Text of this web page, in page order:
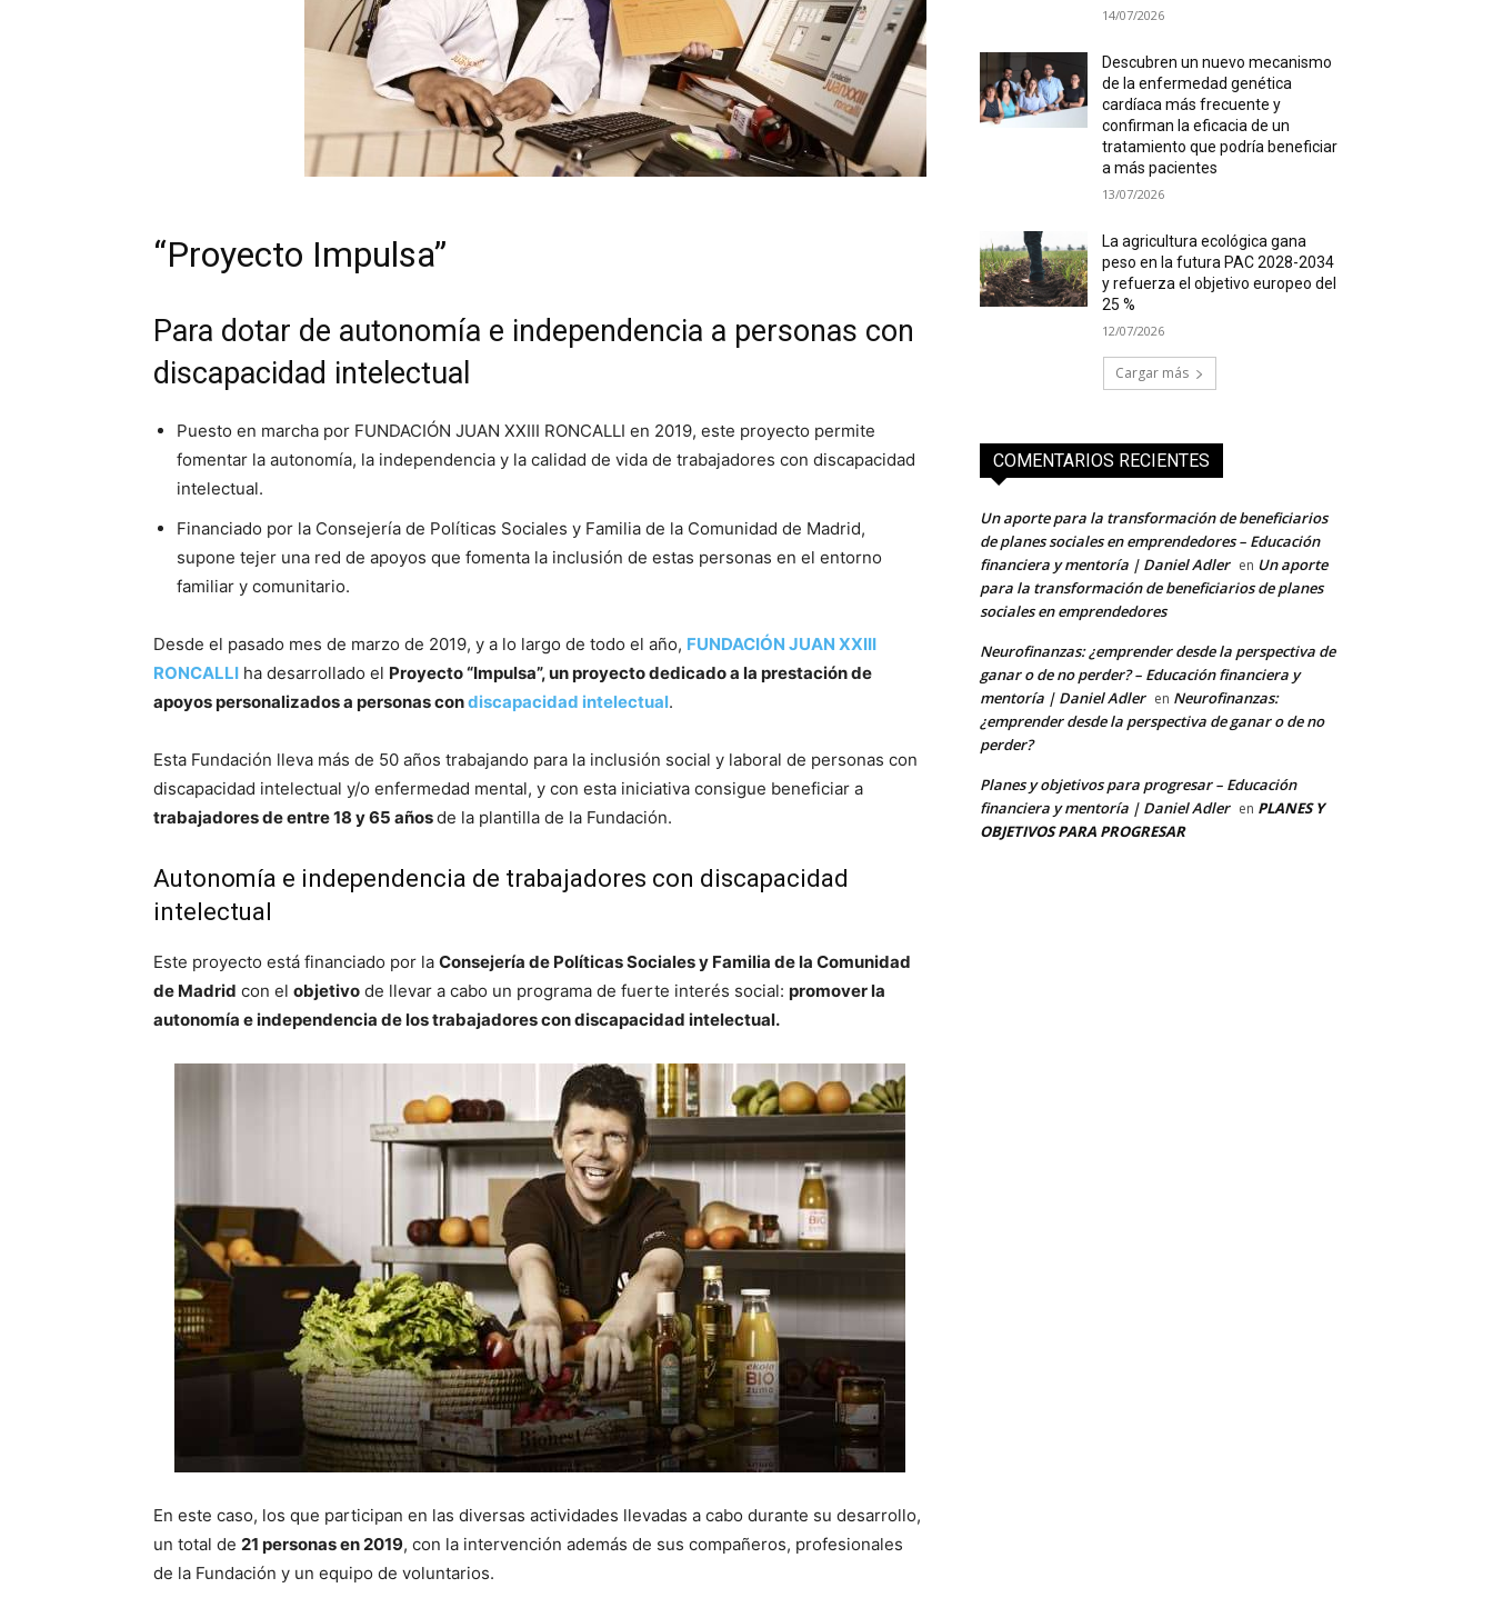
“Proyecto Impulsa”
Para dotar de autonomía e independencia a personas con
discapacidad intelectual
Puesto en marcha por FUNDACIÓN JUAN XXIII RONCALLI en 2019, este proyecto permite
fomentar la autonomía, la independencia y la calidad de vida de trabajadores con discapacidad
intelectual.
Financiado por la Consejería de Políticas Sociales y Familia de la Comunidad de Madrid,
supone tejer una red de apoyos que fomenta la inclusión de estas personas en el entorno
familiar y comunitario.
Desde el pasado mes de marzo de 2019, y a lo largo de todo el año, FUNDACIÓN JUAN XXIII
RONCALLI ha desarrollado el Proyecto “Impulsa”, un proyecto dedicado a la prestación de
apoyos personalizados a personas condiscapacidad intelectual.
Esta Fundación lleva más de 50 años trabajando para la inclusión social y laboral de personas con
discapacidad intelectual y/o enfermedad mental, y con esta iniciativa consigue beneficiar a
trabajadores de entre 18 y 65 añosde la plantilla de la Fundación.
Autonomía e independencia de trabajadores con discapacidad
intelectual
Este proyecto está financiado por la Consejería de Políticas Sociales y Familia de la Comunidad
de Madrid con el objetivo de llevar a cabo un programa de fuerte interés social: promover la
autonomía e independencia de los trabajadores con discapacidad intelectual.
En este caso, los que participan en las diversas actividades llevadas a cabo durante su desarrollo,
un total de 21 personas en 2019, con la intervención además de sus compañeros, profesionales
de la Fundación y un equipo de voluntarios.
14/07/2026
Descubren un nuevo mecanismo
de la enfermedad genética
cardíaca más frecuente y
confirman la eficacia de un
tratamiento que podría beneficiar
a más pacientes
13/07/2026
La agricultura ecológica gana
peso en la futura PAC 2028-2034
y refuerza el objetivo europeo del
25 %
12/07/2026
Cargar más
COMENTARIOS RECIENTES
Un aporte para la transformación de beneficiarios
de planes sociales en emprendedores – Educación
financiera y mentoría | Daniel Adler en Un aporte
para la transformación de beneficiarios de planes
sociales en emprendedores
Neurofinanzas: ¿emprender desde la perspectiva de
ganar o de no perder? – Educación financiera y
mentoría | Daniel Adler en Neurofinanzas:
¿emprender desde la perspectiva de ganar o de no
perder?
Planes y objetivos para progresar – Educación
financiera y mentoría | Daniel Adler en PLANES Y
OBJETIVOS PARA PROGRESAR